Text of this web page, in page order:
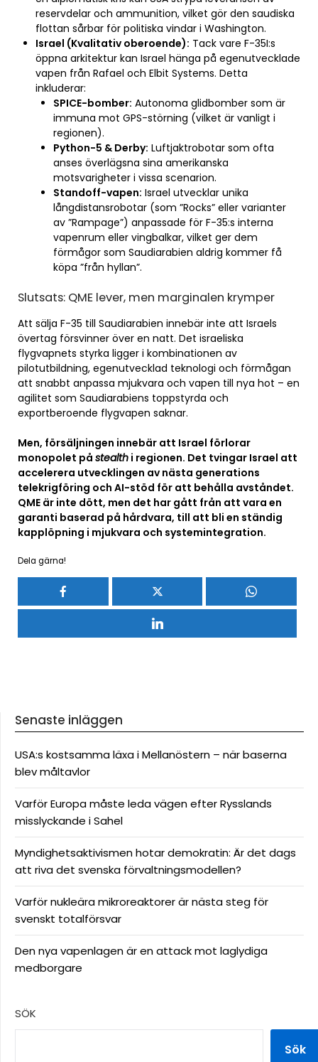
reservdelar och ammunition, vilket gör den saudiska
flottan sårbar för politiska vindar i Washington.
Israel (Kvalitativ oberoende): Tack vare F-35I:s
öppna arkitektur kan Israel hänga på egenutvecklade
vapen från Rafael och Elbit Systems. Detta
inkluderar:
SPICE-bomber: Autonoma glidbomber som är
immuna mot GPS-störning (vilket är vanligt i
regionen).
Python-5 & Derby: Luftjaktrobotar som ofta
anses överlägsna sina amerikanska
motsvarigheter i vissa scenarion.
Standoff-vapen: Israel utvecklar unika
långdistansrobotar (som ”Rocks” eller varianter
av ”Rampage”) anpassade för F-35:s interna
vapenrum eller vingbalkar, vilket ger dem
förmågor som Saudiarabien aldrig kommer få
köpa ”från hyllan”.
Slutsats: QME lever, men marginalen krymper
Att sälja F-35 till Saudiarabien innebär inte att Israels
övertag försvinner över en natt. Det israeliska
flygvapnets styrka ligger i kombinationen av
pilotutbildning, egenutvecklad teknologi och förmågan
att snabbt anpassa mjukvara och vapen till nya hot – en
agilitet som Saudiarabiens toppstyrda och
exportberoende flygvapen saknar.
Men, försäljningen innebär att Israel förlorar
monopolet på stealth i regionen. Det tvingar Israel att
accelerera utvecklingen av nästa generations
telekrigföring och AI-stöd för att behålla avståndet.
QME är inte dött, men det har gått från att vara en
garanti baserad på hårdvara, till att bli en ständig
kapplöpning i mjukvara och systemintegration.
Dela gärna!
Senaste inläggen
USA:s kostsamma läxa i Mellanöstern – när baserna
blev måltavlor
Varför Europa måste leda vägen efter Rysslands
misslyckande i Sahel
Myndighetsaktivismen hotar demokratin: Är det dags
att riva det svenska förvaltningsmodellen?
Varför nukleära mikroreaktorer är nästa steg för
svenskt totalförsvar
Den nya vapenlagen är en attack mot laglydiga
medborgare
SÖK
Sök